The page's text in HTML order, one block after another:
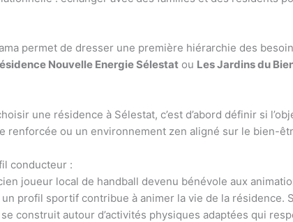
permet de dresser une première hiérarchie des
Nouvelle Energie Sélestat ou Les Jardins du
une résidence à Sélestat, c’est d’abord définir si
renforcée ou un environnement zen aligné sur le bien-
conducteur :
joueur local de handball devenu bénévole aux
profil sportif contribue à animer la vie de la résidence.
construit autour d’activités physiques adaptées qui